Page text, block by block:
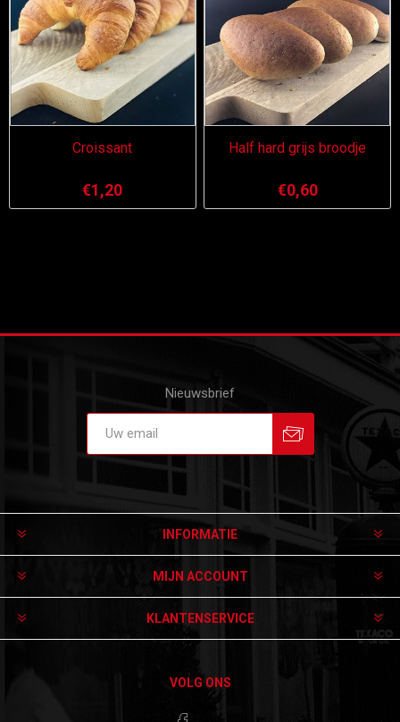
Croissant
€1,20
Half hard grijs broodje
€0,60
Nieuwsbrief
INFORMATIE
MIJN ACCOUNT
KLANTENSERVICE
VOLG ONS